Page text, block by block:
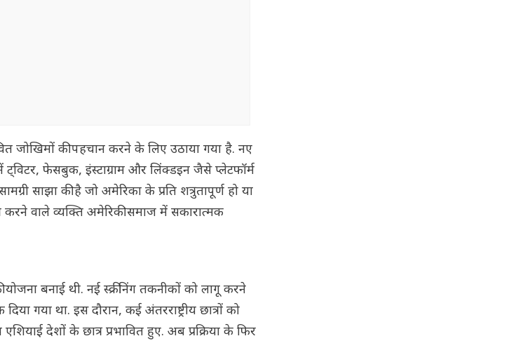
जोखिमों की पहचान करने के लिए उठाया गया है. नए
फेसबुक, इंस्टाग्राम और लिंक्डइन जैसे प्लेटफॉर्म
साझा की है जो अमेरिका के प्रति शत्रुतापूर्ण हो या
करने वाले व्यक्ति अमेरिकी समाज में सकारात्मक
बनाई थी. नई स्क्रीनिंग तकनीकों को लागू करने
गया था. इस दौरान, कई अंतरराष्ट्रीय छात्रों को
देशों के छात्र प्रभावित हुए. अब प्रक्रिया के फिर